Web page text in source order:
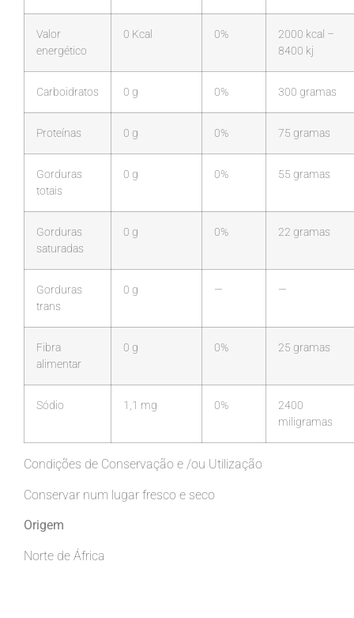
Valor
energético
0 Kcal 0%
2000 kcal –
8400 kj
Carboidratos 0 g 0% 300 gramas
Proteínas 0 g 0% 75 gramas
Gorduras
totais
0 g 0% 55 gramas
Gorduras
saturadas
0 g 0% 22 gramas
Gorduras
trans
0 g — —
Fibra
alimentar
0 g 0% 25 gramas
Sódio 1,1 mg 0%
2400
miligramas
Condições de Conservação e /ou Utilização
Conservar num lugar fresco e seco
Origem
Norte de África